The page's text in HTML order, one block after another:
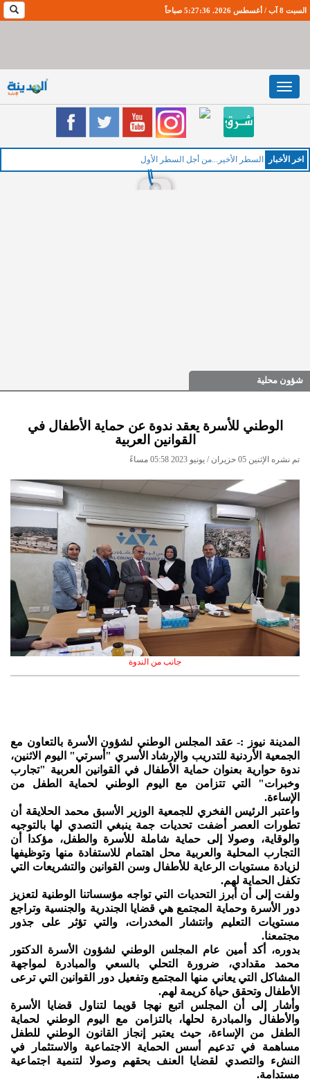
السبت 8 آب / أغسطس 2026. 5:27:37 صباحاً
Toggle
navigation
اخر اﻷخبار السطر الأخير...من أجل السطر الأول
شؤون محلية
الوطني للأسرة يعقد ندوة عن حماية الأطفال في
القوانين العربية
تم نشره الإثنين 05 حزيران / يونيو 2023 05:58 مساءً
جانب من الندوة
المدينة نيوز :- عقد المجلس الوطني لشؤون الأسرة بالتعاون مع
الجمعية الأردنية للتدريب والإرشاد الأسري "أسرتي" اليوم الاثنين،
ندوة حوارية بعنوان حماية الأطفال في القوانين العربية "تجارب
وخبرات" التي تتزامن مع اليوم الوطني لحماية الطفل من
الإساءة.
واعتبر الرئيس الفخري للجمعية الوزير الأسبق محمد الحلايقة أن
تطورات العصر أضفت تحديات جمة ينبغي التصدي لها بالتوجيه
والوقاية، وصولا إلى حماية شاملة للأسرة والطفل، مؤكدا أن
التجارب المحلية والعربية محل اهتمام للاستفادة منها وتوظيفها
لزيادة مستويات الرعاية للأطفال وسن القوانين والتشريعات التي
تكفل الحماية لهم.
ولفت إلى أن أبرز التحديات التي تواجه مؤسساتنا الوطنية لتعزيز
دور الأسرة وحماية المجتمع هي قضايا الجندرية والجنسية وتراجع
مستويات التعليم وانتشار المخدرات، والتي تؤثر على جذور
مجتمعنا.
بدوره، أكد أمين عام المجلس الوطني لشؤون الأسرة الدكتور
محمد مقدادي، ضرورة التحلي بالسعي والمبادرة لمواجهة
المشاكل التي يعاني منها المجتمع وتفعيل دور القوانين التي ترعى
الأطفال وتحقق حياة كريمة لهم.
وأشار إلى أن المجلس اتبع نهجا قويما لتناول قضايا الأسرة
والأطفال والمبادرة لحلها، بالتزامن مع اليوم الوطني لحماية
الطفل من الإساءة، حيث يعتبر إنجاز القانون الوطني للطفل
مساهمة في تدعيم أسس الحماية الاجتماعية والاستثمار في
النشء والتصدي لقضايا العنف بحقهم وصولا لتنمية اجتماعية
مستدامة.